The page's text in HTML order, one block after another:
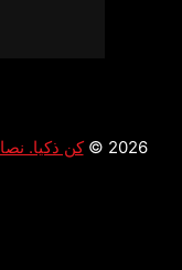
2026 © كن ذكيا.